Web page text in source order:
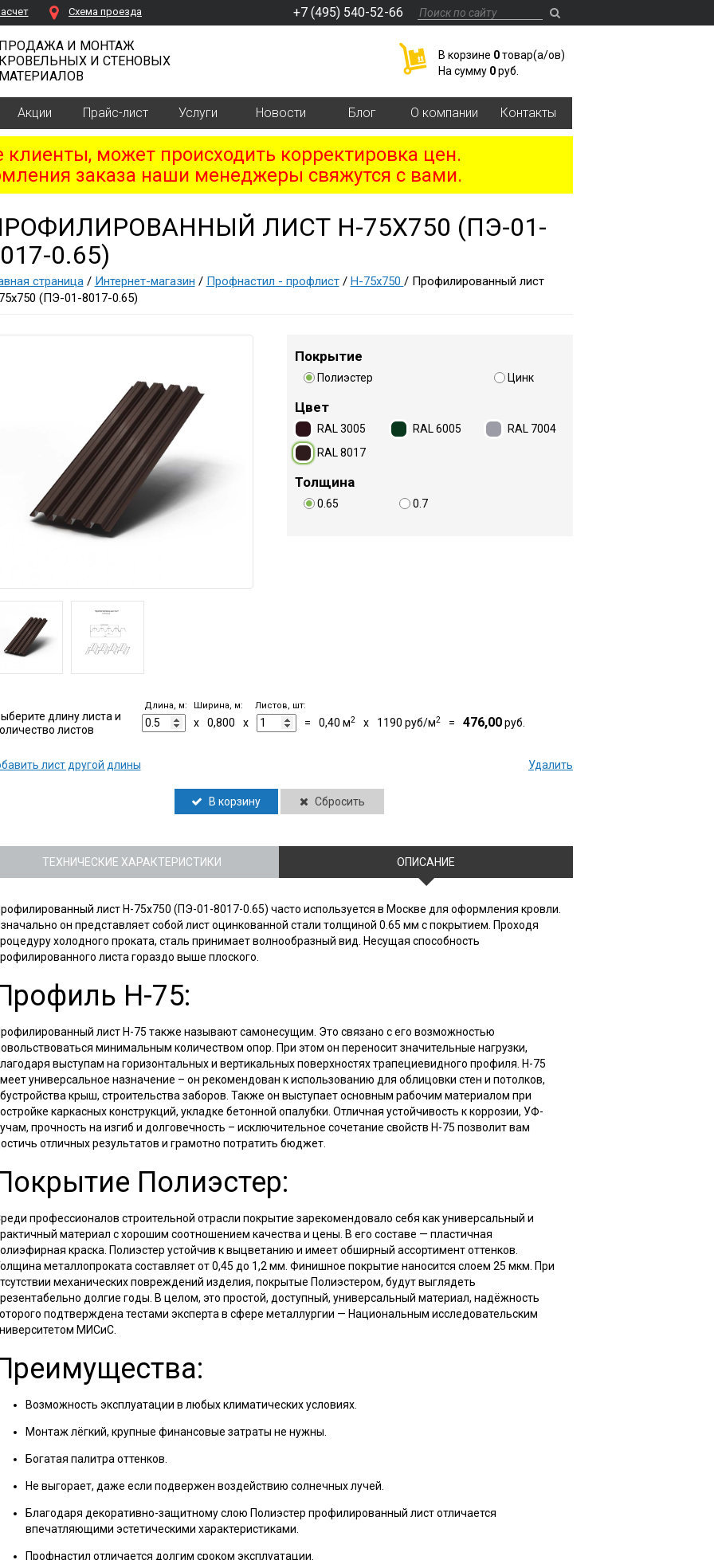
Cхема проезда +7 (495) 540-52-66
И МОНТАЖ
И СТЕНОВЫХ
В корзине 0товар(a/ов)
На сумму 0руб.
Акции Прайс-лист Услуги Новости Блог О компании Контакты
может происходить корректировка цен.
заказа наши менеджеры свяжутся с вами.
ЛИСТ Н-75Х750 (ПЭ-01-
0.65)
страница/ Интернет-магазин / Профнастил - профлист/ H-75х750 / Профилированный лист
(ПЭ-01-8017-0.65)
Покрытие
Полиэстер Цинк
Цвет
RAL 3005 RAL 6005
RAL 7004
RAL 8017
Толщина
0.65 0.7
длину листа и
листов
Длина, м:
x 0,800
Ширина, м:
x
Листов, шт:
= 0,40 м2 x 1190 руб/м2 = 476,00руб.
лист другой длины Удалить
В корзину Сбросить
ТЕХНИЧЕСКИЕ ХАРАКТЕРИСТИКИ ОПИСАНИЕ
лист Н-75х750 (ПЭ-01-8017-0.65) часто используется в Москве для оформления кровли.
он представляет собой лист оцинкованной стали толщиной 0.65 мм с покрытием. Проходя
холодного проката, сталь принимает волнообразный вид. Несущая способность
листа гораздо выше плоского.
Н-75:
лист Н-75 также называют самонесущим. Это связано с его возможностью
минимальным количеством опор. При этом он переносит значительные нагрузки,
выступам на горизонтальных и вертикальных поверхностях трапециевидного профиля. Н-75
универсальное назначение – он рекомендован к использованию для облицовки стен и потолков,
крыш, строительства заборов. Также он выступает основным рабочим материалом при
каркасных конструкций, укладке бетонной опалубки. Отличная устойчивость к коррозии, УФ-
прочность на изгиб и долговечность – исключительное сочетание свойств Н-75 позволит вам
отличных результатов и грамотно потратить бюджет.
Полиэстер:
профессионалов строительной отрасли покрытие зарекомендовало себя как универсальный и
материал с хорошим соотношением качества и цены. В его составе — пластичная
краска. Полиэстер устойчив к выцветанию и имеет обширный ассортимент оттенков.
металлопроката составляет от 0,45 до 1,2 мм. Финишное покрытие наносится слоем 25 мкм. При
механических повреждений изделия, покрытые Полиэстером, будут выглядеть
долгие годы. В целом, это простой, доступный, универсальный материал, надёжность
подтверждена тестами эксперта в сфере металлургии — Национальным исследовательским
МИСиС.
Возможность эксплуатации в любых климатических условиях.
Монтаж лёгкий, крупные финансовые затраты не нужны.
Богатая палитра оттенков.
Не выгорает, даже если подвержен воздействию солнечных лучей.
Благодаря декоративно-защитному слою Полиэстер профилированный лист отличается
впечатляющими эстетическими характеристиками.
Профнастил отличается долгим сроком эксплуатации.